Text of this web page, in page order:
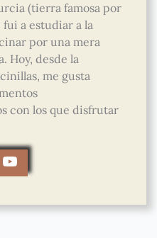
(tierra famosa por
fui a estudiar a la
por una mera
Hoy, desde la
me gusta
con los que disfrutar